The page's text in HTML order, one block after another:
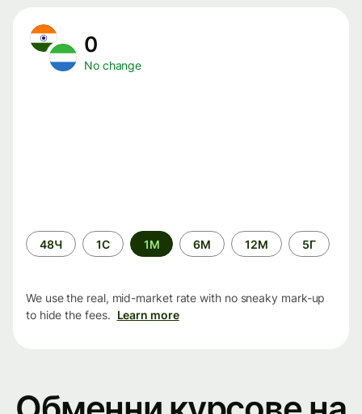
0
No change
Time
period
48Ч 1С 1М 6М 12М 5Г
We use the real, mid-market rate with no sneaky mark-up
to hide the fees. Learn more